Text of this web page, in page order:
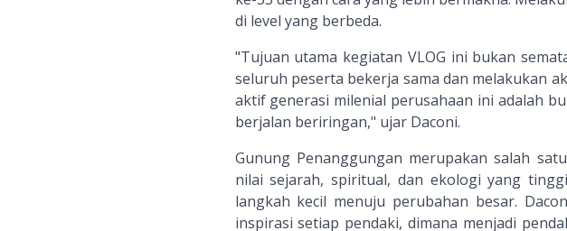
di level yang berbeda.
"Tujuan utama kegiatan VLOG ini bukan
seluruh peserta bekerja sama dan melakukan
aktif generasi milenial perusahaan ini adalah
berjalan beriringan," ujar Daconi.
Gunung Penanggungan merupakan salah
nilai sejarah, spiritual, dan ekologi yang
langkah kecil menuju perubahan besar.
inspirasi setiap pendaki, dimana menjadi